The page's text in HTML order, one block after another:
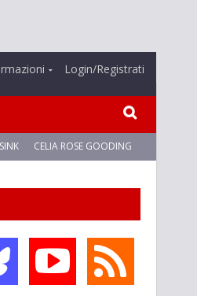
Login/Registrati
CELIA ROSE GOODING